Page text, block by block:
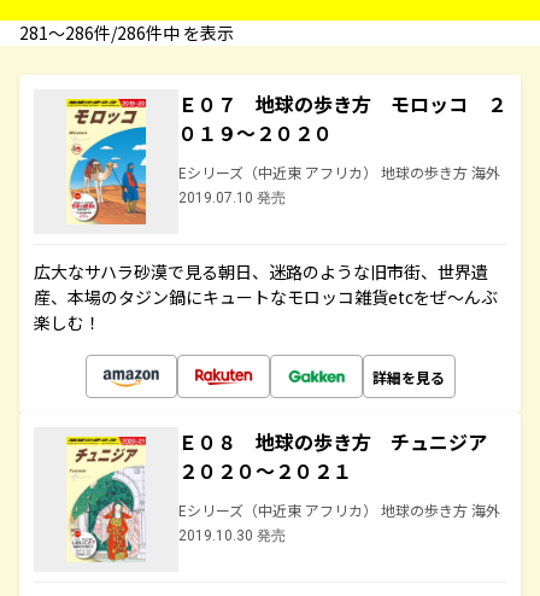
281〜286件/286件中 を表示
Ｅ０７ 地球の歩き方 モロッコ ２
０１９～２０２０
Eシリーズ（中近東 アフリカ） 地球の歩き方 海外
2019.07.10 発売
広大なサハラ砂漠で見る朝日、迷路のような旧市街、世界遺
産、本場のタジン鍋にキュートなモロッコ雑貨etcをぜ～んぶ
楽しむ！
詳細を見る
Ｅ０８ 地球の歩き方 チュニジア
２０２０～２０２１
Eシリーズ（中近東 アフリカ） 地球の歩き方 海外
2019.10.30 発売